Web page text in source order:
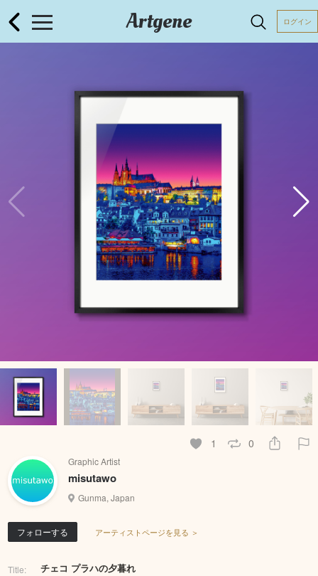
Artgene ログイン
1 0
Graphic Artist
misutawo
Gunma, Japan
フォローする アーティストページを見る ＞
Title: チェコ プラハの夕暮れ